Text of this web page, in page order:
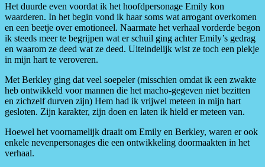
Het duurde even voordat ik het hoofdpersonage Emily kon
waarderen. In het begin vond ik haar soms wat arrogant overkomen
en een beetje over emotioneel. Naarmate het verhaal vorderde begon
ik steeds meer te begrijpen wat er schuil ging achter Emily’s gedrag
en waarom ze deed wat ze deed. Uiteindelijk wist ze toch een plekje
in mijn hart te veroveren.
Met Berkley ging dat veel soepeler (misschien omdat ik een zwakte
heb ontwikkeld voor mannen die het macho-gegeven niet bezitten
en zichzelf durven zijn) Hem had ik vrijwel meteen in mijn hart
gesloten. Zijn karakter, zijn doen en laten ik hield er meteen van.
Hoewel het voornamelijk draait om Emily en Berkley, waren er ook
enkele nevenpersonages die een ontwikkeling doormaakten in het
verhaal.